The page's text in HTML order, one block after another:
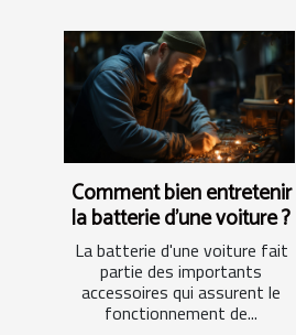
Comment bien entretenir
la batterie d'une voiture ?
La batterie d'une voiture fait
partie des importants
accessoires qui assurent le
fonctionnement de...